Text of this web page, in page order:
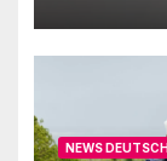
NEWS